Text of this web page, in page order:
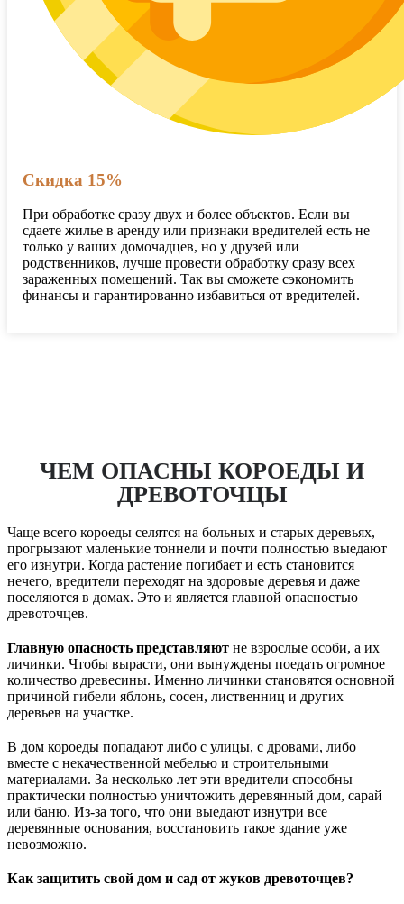
Скидка 15%
При обработке сразу двух и более объектов. Если вы
сдаете жилье в аренду или признаки вредителей есть не
только у ваших домочадцев, но у друзей или
родственников, лучше провести обработку сразу всех
зараженных помещений. Так вы сможете сэкономить
финансы и гарантированно избавиться от вредителей.
ЧЕМ ОПАСНЫ КОРОЕДЫ И
ДРЕВОТОЧЦЫ
Чаще всего короеды селятся на больных и старых деревьях,
прогрызают маленькие тоннели и почти полностью выедают
его изнутри. Когда растение погибает и есть становится
нечего, вредители переходят на здоровые деревья и даже
поселяются в домах. Это и является главной опасностью
древоточцев.
Главную опасность представляют не взрослые особи, а их
личинки. Чтобы вырасти, они вынуждены поедать огромное
количество древесины. Именно личинки становятся основной
причиной гибели яблонь, сосен, лиственниц и других
деревьев на участке.
В дом короеды попадают либо с улицы, с дровами, либо
вместе с некачественной мебелью и строительными
материалами. За несколько лет эти вредители способны
практически полностью уничтожить деревянный дом, сарай
или баню. Из-за того, что они выедают изнутри все
деревянные основания, восстановить такое здание уже
невозможно.
Как защитить свой дом и сад от жуков древоточцев?